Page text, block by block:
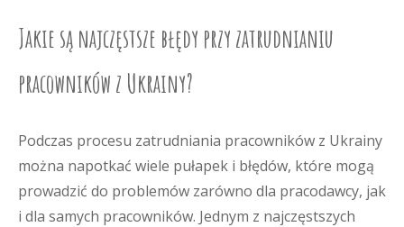
Jakie są najczęstsze błędy przy zatrudnianiu
pracowników z Ukrainy?
Podczas procesu zatrudniania pracowników z Ukrainy
można napotkać wiele pułapek i błędów, które mogą
prowadzić do problemów zarówno dla pracodawcy, jak
i dla samych pracowników. Jednym z najczęstszych